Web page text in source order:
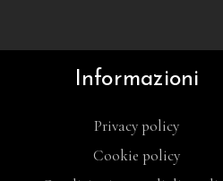
Informazioni
Privacy policy
Cookie policy